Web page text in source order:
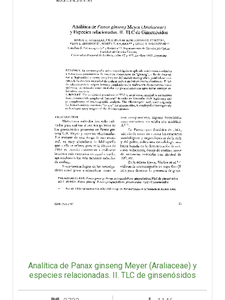
Analítica de Panax ginseng Meyer (Araliaceae) y
especies relacionadas. II. TLC de ginsenósidos